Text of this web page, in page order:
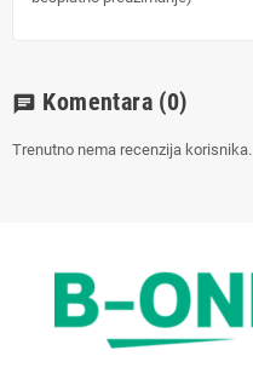
chat Komentara (0)
Trenutno nema recenzija korisnika.